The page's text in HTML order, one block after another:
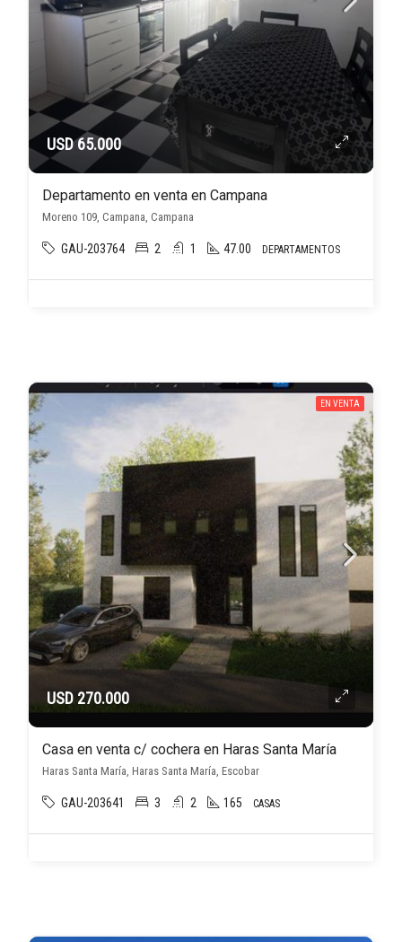
USD 65.000
Departamento en venta en Campana
Moreno 109, Campana, Campana
GAU-203764 2 1 47.00 DEPARTAMENTOS
EN VENTA
USD 270.000
Casa en venta c/ cochera en Haras Santa María
Haras Santa María, Haras Santa María, Escobar
GAU-203641 3 2 165 CASAS